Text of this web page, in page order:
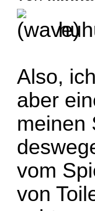
Also,
aber
meinen
vom
von